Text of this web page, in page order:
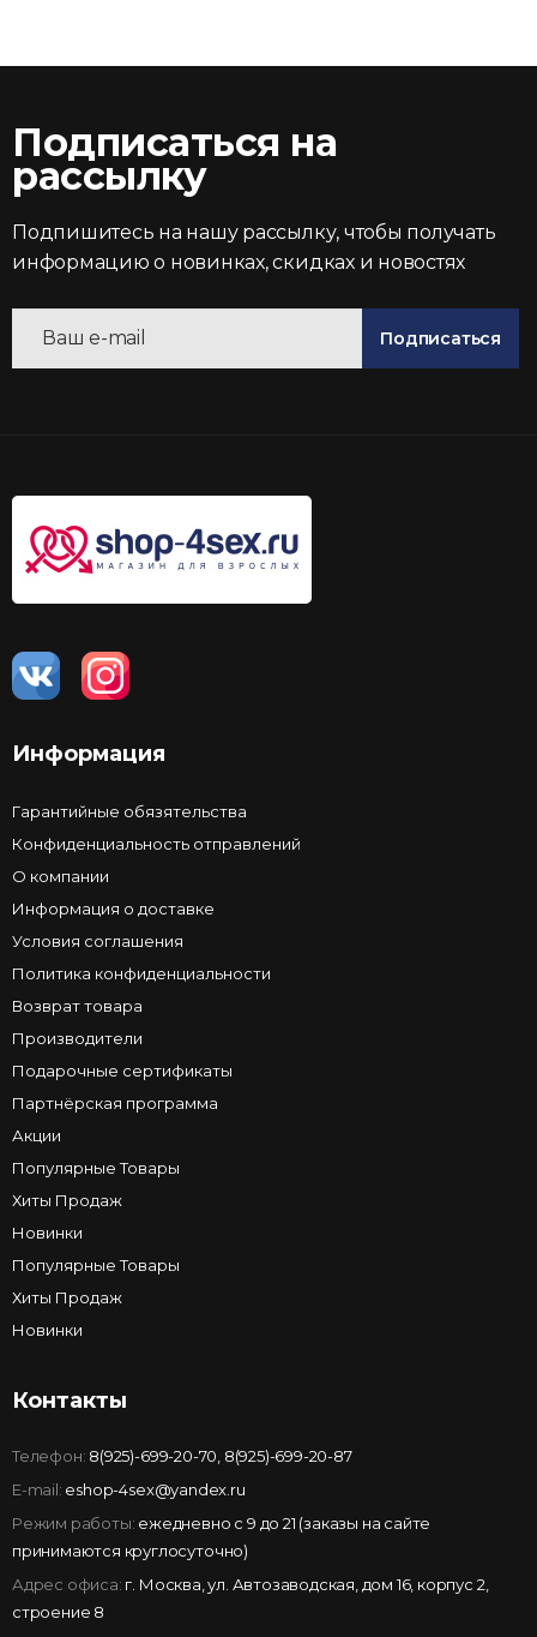
Подписаться на
рассылку
Подпишитесь на нашу рассылку, чтобы получать
информацию о новинках, скидках и новостях
Подписаться
Информация
Гарантийные обязятельства
Конфиденциальность отправлений
О компании
Информация о доставке
Условия соглашения
Политика конфиденциальности
Возврат товара
Производители
Подарочные сертификаты
Партнёрская программа
Акции
Популярные Товары
Хиты Продаж
Новинки
Популярные Товары
Хиты Продаж
Новинки
Контакты
Телефон: 8(925)-699-20-70 8(925)-699-20-87
E-mail: eshop-4sex@yandex.ru
Режим работы: ежедневно с 9 до 21 (заказы на сайте
принимаются круглосуточно)
Адрес офиса: г. Москва, ул. Автозаводская, дом 16, корпус 2,
строение 8